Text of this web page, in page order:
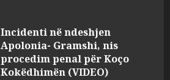
Incidenti në ndeshjen
Apolonia- Gramshi, nis
procedim penal për Koço
Kokëdhimën (VIDEO)